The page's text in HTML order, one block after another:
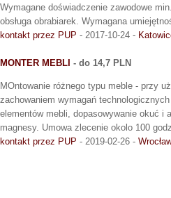
Wymagane doświadczenie zawodowe
obsługa obrabiarek. Wymagana
kontakt przez PUP - 2017-10-24 -
MONTER MEBLI - do 14,7 PLN
MOntowanie różnego typu meble - przy
zachowaniem wymagań
elementów mebli, dopasowywanie okuć i
magnesy. Umowa zlecenie okolo 100
kontakt przez PUP - 2019-02-26 -